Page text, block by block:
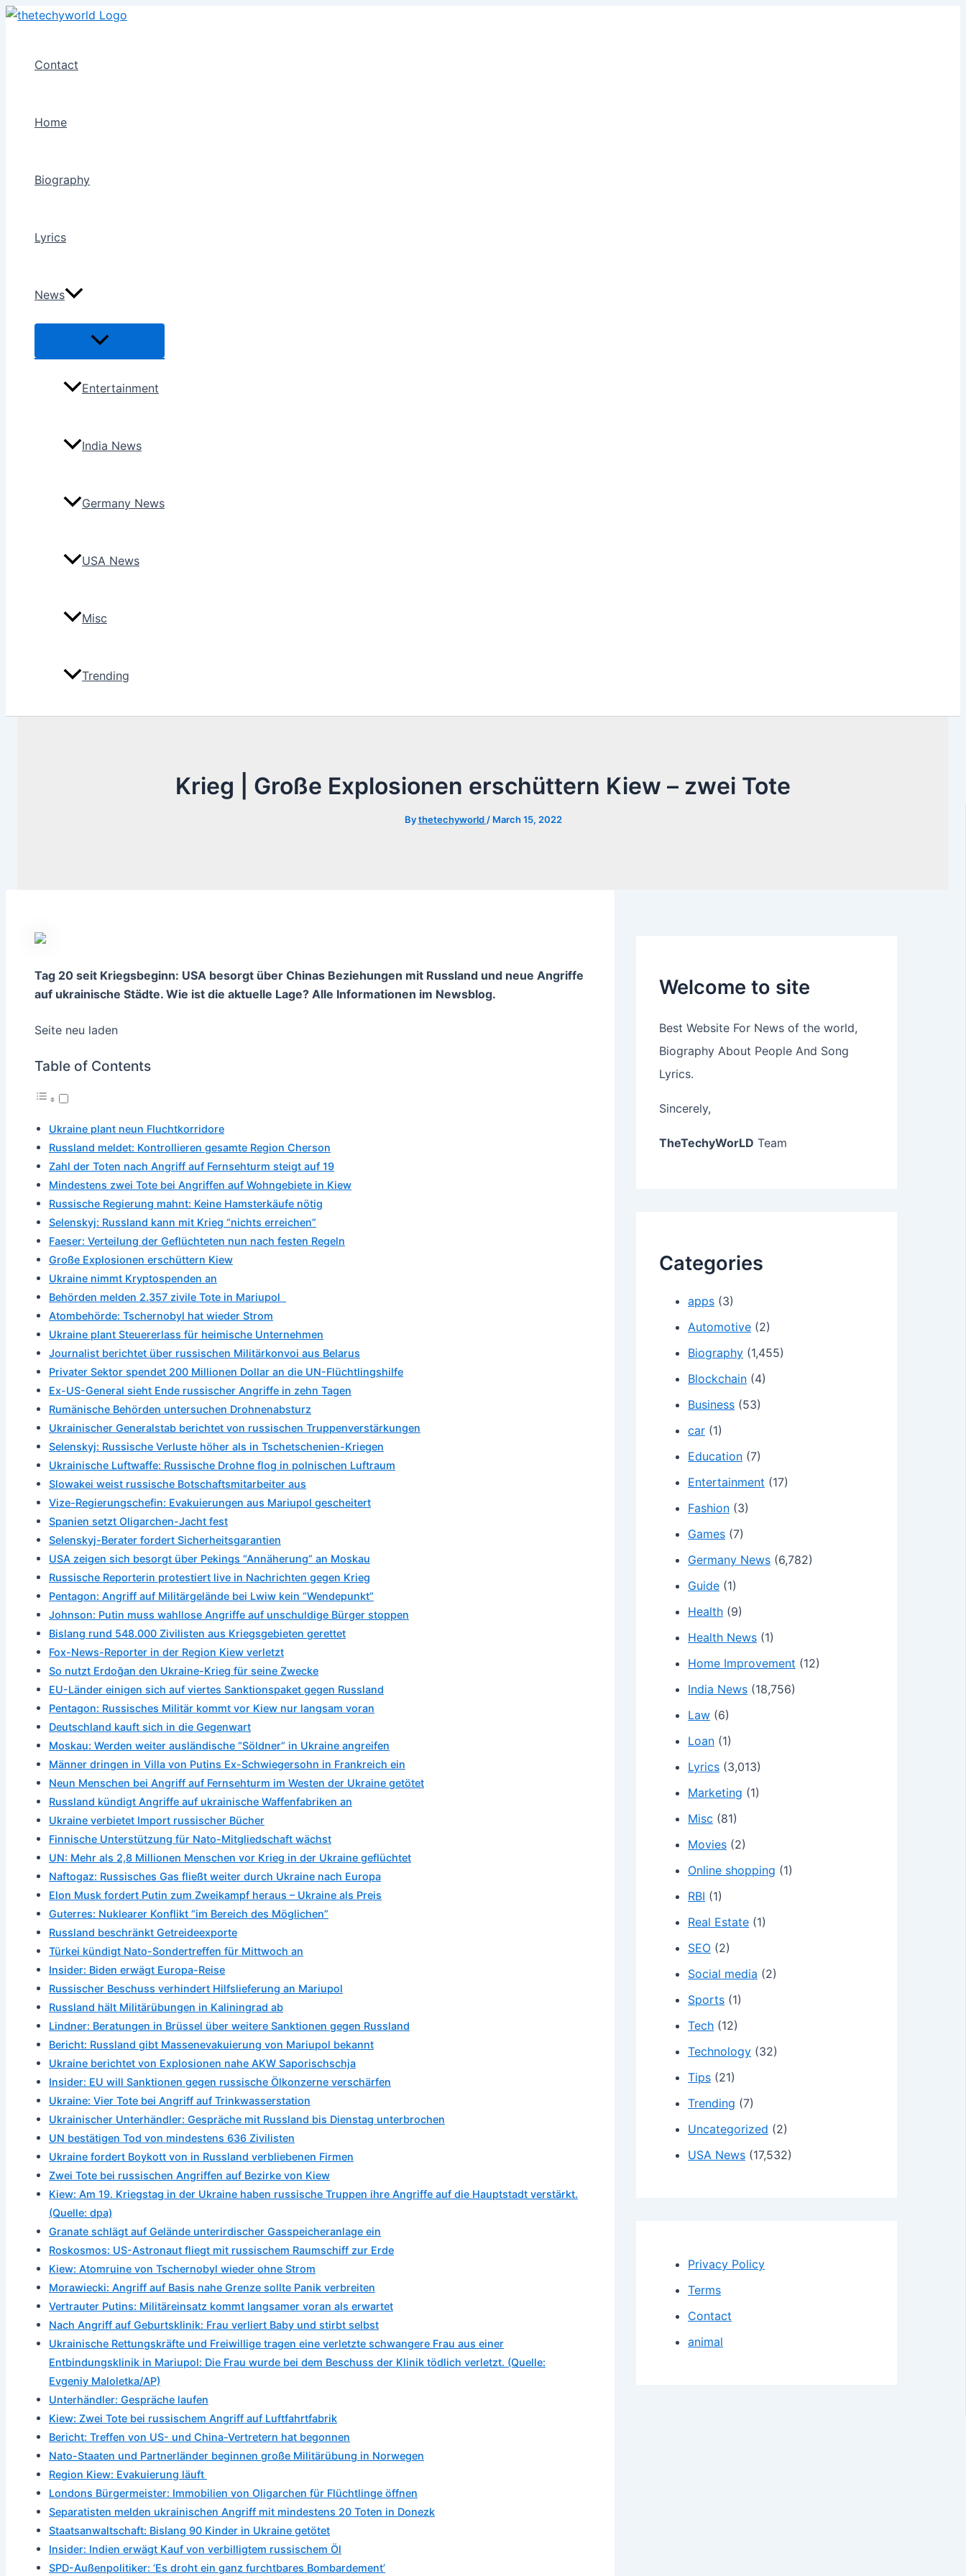
Skip
Contact
Home
Biography
Lyrics
News
Menu
Entertainment
India News
Germany News
USA News
Misc
Trending
Krieg | Große Explosionen erschüttern Kiew – zwei Tote
Bythetechyworld / March 15, 2022
Tag 20 seit Kriegsbeginn: USA besorgt über Chinas Beziehungen mit Russland und neue Angriffe
auf ukrainische Städte. Wie ist die aktuelle Lage? Alle Informationen im Newsblog.
Seite neu laden
Table of Contents
Ukraine plant neun Fluchtkorridore
Russland meldet: Kontrollieren gesamte Region Cherson
Zahl der Toten nach Angriff auf Fernsehturm steigt auf 19
Mindestens zwei Tote bei Angriffen auf Wohngebiete in Kiew
Russische Regierung mahnt: Keine Hamsterkäufe nötig
Selenskyj: Russland kann mit Krieg “nichts erreichen”
Faeser: Verteilung der Geflüchteten nun nach festen Regeln
Große Explosionen erschüttern Kiew
Ukraine nimmt Kryptospenden an
Behörden melden 2.357 zivile Tote in Mariupol
Atombehörde: Tschernobyl hat wieder Strom
Ukraine plant Steuererlass für heimische Unternehmen
Journalist berichtet über russischen Militärkonvoi aus Belarus
Privater Sektor spendet 200 Millionen Dollar an die UN-Flüchtlingshilfe
Ex-US-General sieht Ende russischer Angriffe in zehn Tagen
Rumänische Behörden untersuchen Drohnenabsturz
Ukrainischer Generalstab berichtet von russischen Truppenverstärkungen
Selenskyj: Russische Verluste höher als in Tschetschenien-Kriegen
Ukrainische Luftwaffe: Russische Drohne flog in polnischen Luftraum
Slowakei weist russische Botschaftsmitarbeiter aus
Vize-Regierungschefin: Evakuierungen aus Mariupol gescheitert
Spanien setzt Oligarchen-Jacht fest
Selenskyj-Berater fordert Sicherheitsgarantien
USA zeigen sich besorgt über Pekings “Annäherung” an Moskau
Russische Reporterin protestiert live in Nachrichten gegen Krieg
Pentagon: Angriff auf Militärgelände bei Lwiw kein “Wendepunkt”
Johnson: Putin muss wahllose Angriffe auf unschuldige Bürger stoppen
Bislang rund 548.000 Zivilisten aus Kriegsgebieten gerettet
Fox-News-Reporter in der Region Kiew verletzt
So nutzt Erdoğan den Ukraine-Krieg für seine Zwecke
EU-Länder einigen sich auf viertes Sanktionspaket gegen Russland
Pentagon: Russisches Militär kommt vor Kiew nur langsam voran
Deutschland kauft sich in die Gegenwart
Moskau: Werden weiter ausländische “Söldner” in Ukraine angreifen
Männer dringen in Villa von Putins Ex-Schwiegersohn in Frankreich ein
Neun Menschen bei Angriff auf Fernsehturm im Westen der Ukraine getötet
Russland kündigt Angriffe auf ukrainische Waffenfabriken an
Ukraine verbietet Import russischer Bücher
Finnische Unterstützung für Nato-Mitgliedschaft wächst
UN: Mehr als 2,8 Millionen Menschen vor Krieg in der Ukraine geflüchtet
Naftogaz: Russisches Gas fließt weiter durch Ukraine nach Europa
Elon Musk fordert Putin zum Zweikampf heraus – Ukraine als Preis
Guterres: Nuklearer Konflikt “im Bereich des Möglichen”
Russland beschränkt Getreideexporte
Türkei kündigt Nato-Sondertreffen für Mittwoch an
Insider: Biden erwägt Europa-Reise
Russischer Beschuss verhindert Hilfslieferung an Mariupol
Russland hält Militärübungen in Kaliningrad ab
Lindner: Beratungen in Brüssel über weitere Sanktionen gegen Russland
Bericht: Russland gibt Massenevakuierung von Mariupol bekannt
Ukraine berichtet von Explosionen nahe AKW Saporischschja
Insider: EU will Sanktionen gegen russische Ölkonzerne verschärfen
Ukraine: Vier Tote bei Angriff auf Trinkwasserstation
Ukrainischer Unterhändler: Gespräche mit Russland bis Dienstag unterbrochen
UN bestätigen Tod von mindestens 636 Zivilisten
Ukraine fordert Boykott von in Russland verbliebenen Firmen
Zwei Tote bei russischen Angriffen auf Bezirke von Kiew
Kiew: Am 19. Kriegstag in der Ukraine haben russische Truppen ihre Angriffe auf die Hauptstadt verstärkt.
(Quelle: dpa)
Granate schlägt auf Gelände unterirdischer Gasspeicheranlage ein
Roskosmos: US-Astronaut fliegt mit russischem Raumschiff zur Erde
Kiew: Atomruine von Tschernobyl wieder ohne Strom
Morawiecki: Angriff auf Basis nahe Grenze sollte Panik verbreiten
Vertrauter Putins: Militäreinsatz kommt langsamer voran als erwartet
Nach Angriff auf Geburtsklinik: Frau verliert Baby und stirbt selbst
Ukrainische Rettungskräfte und Freiwillige tragen eine verletzte schwangere Frau aus einer
Entbindungsklinik in Mariupol: Die Frau wurde bei dem Beschuss der Klinik tödlich verletzt. (Quelle:
Evgeniy Maloletka/AP)
Unterhändler: Gespräche laufen
Kiew: Zwei Tote bei russischem Angriff auf Luftfahrtfabrik
Bericht: Treffen von US- und China-Vertretern hat begonnen
Nato-Staaten und Partnerländer beginnen große Militärübung in Norwegen
Region Kiew: Evakuierung läuft
Londons Bürgermeister: Immobilien von Oligarchen für Flüchtlinge öffnen
Separatisten melden ukrainischen Angriff mit mindestens 20 Toten in Donezk
Staatsanwaltschaft: Bislang 90 Kinder in Ukraine getötet
Insider: Indien erwägt Kauf von verbilligtem russischem Öl
SPD-Außenpolitiker: ‘Es droht ein ganz furchtbares Bombardement’
Welcome to site
Best Website For News of the world,
Biography About People And Song
Lyrics.
Sincerely,
TheTechyWorLD Team
Categories
apps (3)
Automotive (2)
Biography (1,455)
Blockchain (4)
Business (53)
car (1)
Education (7)
Entertainment (17)
Fashion (3)
Games (7)
Germany News (6,782)
Guide (1)
Health (9)
Health News (1)
Home Improvement (12)
India News (18,756)
Law (6)
Loan (1)
Lyrics (3,013)
Marketing (1)
Misc (81)
Movies (2)
Online shopping (1)
RBI (1)
Real Estate (1)
SEO (2)
Social media (2)
Sports (1)
Tech (12)
Technology (32)
Tips (21)
Trending (7)
Uncategorized (2)
USA News (17,532)
Privacy Policy
Terms
Contact
animal